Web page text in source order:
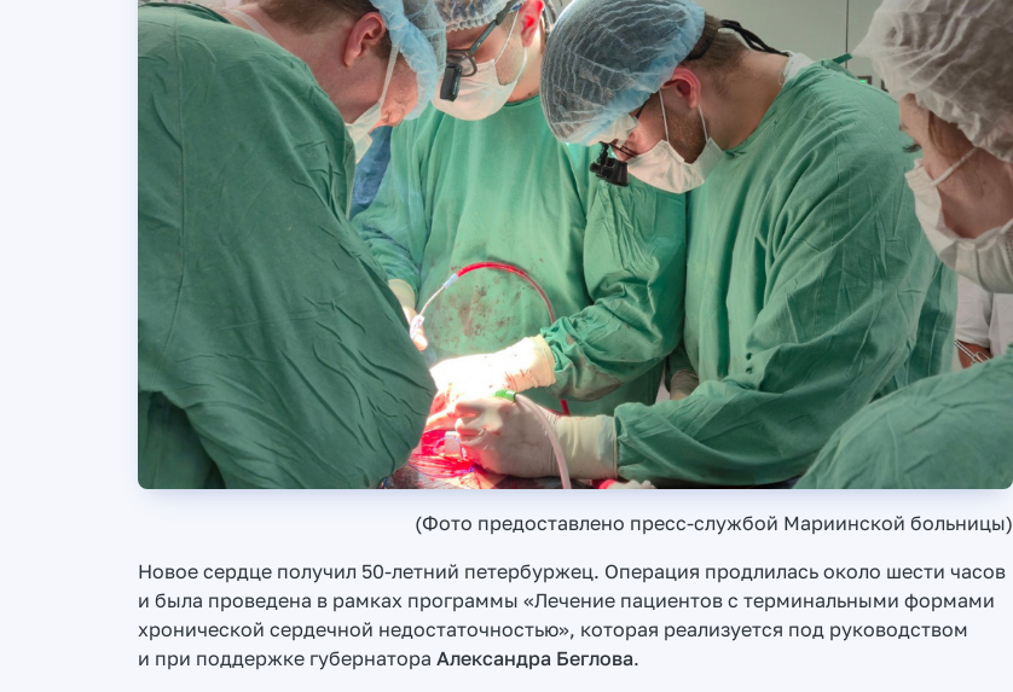
(Фото предоставлено пресс-службой Мариинской больницы)
Новое сердце получил 50-летний петербуржец. Операция продлилась около шести часов
и была проведена в рамках программы «Лечение пациентов с терминальными формами
хронической сердечной недостаточностью», которая реализуется под руководством
и при поддержке губернатора Александра Беглова.